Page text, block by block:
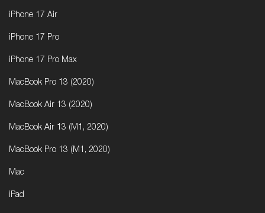
iPhone 17 Air
iPhone 17 Pro
iPhone 17 Pro Max
MacBook Pro 13 (2020)
MacBook Air 13 (2020)
MacBook Air 13 (M1, 2020)
MacBook Pro 13 (M1, 2020)
Mac
iPad